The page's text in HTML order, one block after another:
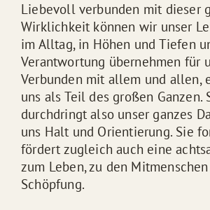
Liebevoll verbunden mit dieser
Wirklichkeit können wir unser
im Alltag, in Höhen und Tiefen
Verantwortung übernehmen für
Verbunden mit allem und allen,
uns als Teil des großen Ganzen.
durchdringt also unser ganzes
uns Halt und Orientierung. Sie
fördert zugleich auch eine
zum Leben, zu den
Schöpfung.